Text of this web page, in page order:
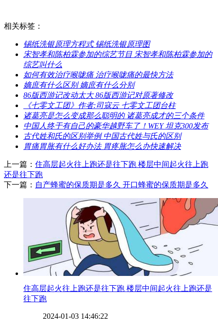
相关标签：
​锡纸洗银原理方程式 锡纸洗银原理图
​宋智孝和陈柏霖参加的综艺节目 宋智孝和陈柏霖参加的
综艺叫什么
​如何有效治疗喉咙痛 治疗喉咙痛的最快方法
​嫡庶有什么区别 嫡庶有什么分别
​86版西游记改动太大 86版西游记对原著修改
​《七零文工团》作者:司寇云 七零文工团台柱
​诸葛亮是怎么变成那么聪明的 诸葛亮成才的三个条件
​中国人终于有自己的豪华越野车了！WEY 坦克300发布
​古代姓和氏的区别举例 中国古代姓与氏的区别
​胃痛胃胀有什么好办法 胃疼胀怎么办快速解决
上一篇： ​住高层起火往上跑还是往下跑 楼层中间起火往上跑
还是往下跑
下一篇： ​自产蜂蜜的保质期是多久 开口蜂蜜的保质期是多久
​住高层起火往上跑还是往下跑 楼层中间起火往上跑还是
往下跑
2024-01-03 14:46:22